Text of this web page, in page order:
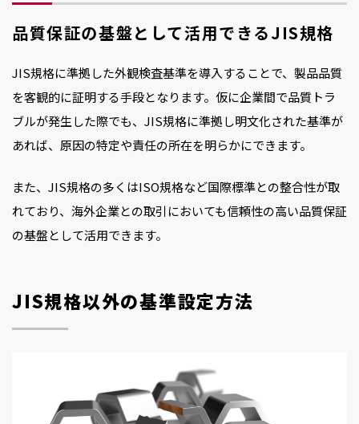
品質保証の基盤として活用できるJIS規格
JIS規格に準拠した外観検査基準を導入することで、製品品質
を客観的に証明する手段となります。仮に企業間で品質トラ
ブルが発生した際でも、JIS規格に準拠し明文化された基準が
あれば、原因の特定や責任の所在を明らかにできます。
また、JIS規格の多くはISO規格など国際標準との整合性が取
れており、海外企業との取引においても信頼性の高い品質保証
の基盤として活用できます。
JIS規格以外の基準設定方法